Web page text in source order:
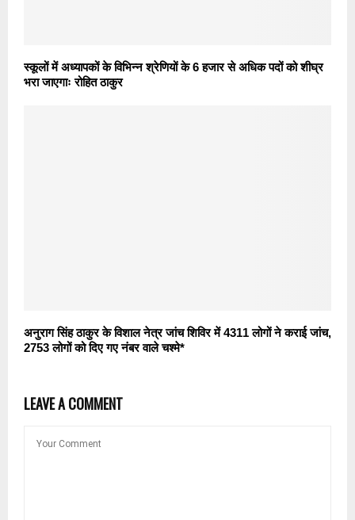
स्कूलों में अध्यापकों के विभिन्न श्रेणियों के 6 हजार से अधिक पदों को शीघ्र
भरा जाएगाः रोहित ठाकुर
अनुराग सिंह ठाकुर के विशाल नेत्र जांच शिविर में 4311 लोगों ने कराई जांच,
2753 लोगों को दिए गए नंबर वाले चश्मे*
LEAVE A COMMENT